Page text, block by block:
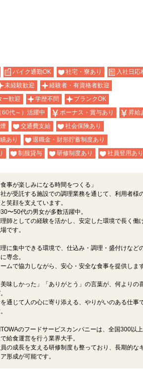
バイク通勤OK 社宅・寮あり
入社日応
未経験歓迎
経験者・有資格者歓迎
ー歓迎 学歴不問
ブランクOK
60代～）活躍中 ボーナス・賞与あり
昇給
交通費支給
社会保険あり
あり
退職金・財形貯蓄制度あり
制服貸与 研修制度あり 社員登用あり
食事が楽しみになる時間をつくる」
が受託する施設での調理業務を通じて、利用者様
笑顔を支えています。
〜50代の男女が多数活躍中。
師としての経験を活かし、安定した環境で長く働
です。
に集中できる環境で、仕込み・調理・盛付けなど
専念。
ムで協力しながら、安心・安全な食事を提供します
美味しかった」「ありがとう」の言葉が、何よりの
通じて人の心に寄り添える、やりがいのある仕事
のフードサービスカンパニーは、全国300以
給食運営を行う業界大手。
の成長を支える研修制度も整っており、長期的な
形成が可能です。